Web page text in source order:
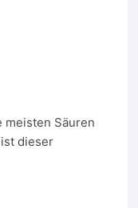
Säuren
dieser